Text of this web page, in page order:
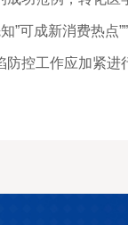
”可成新消费热点””
控工作应加紧进行